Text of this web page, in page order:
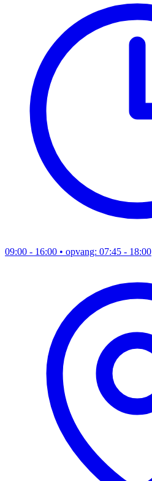
09:00 - 16:00 • opvang: 07:45 - 18:00